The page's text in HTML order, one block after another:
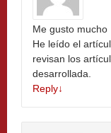
Me gusto mucho
He leído el
revisan los
desarrollada.
Reply↓